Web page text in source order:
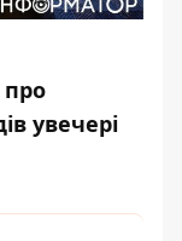
про
увечері